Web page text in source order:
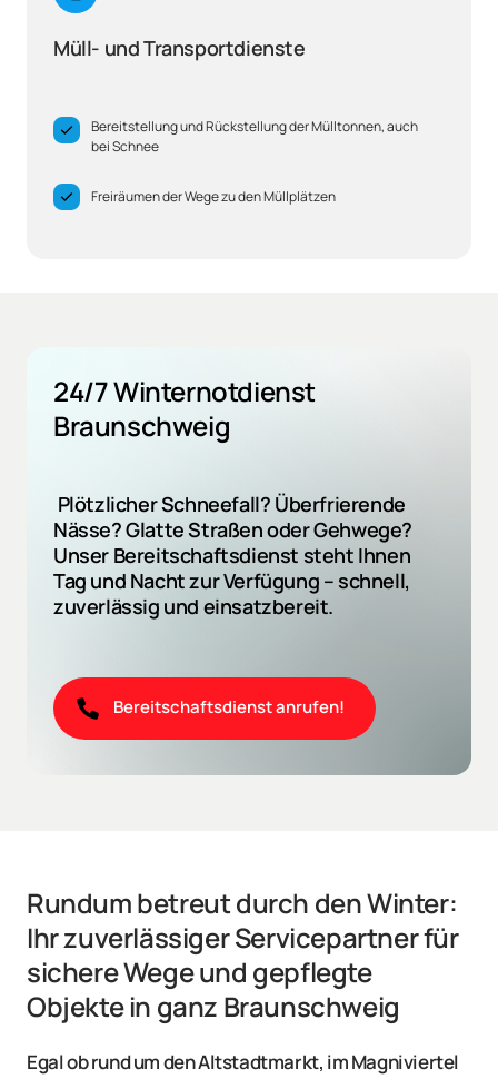
Müll- und Transportdienste
Bereitstellung und Rückstellung der Mülltonnen, auch
bei Schnee
Freiräumen der Wege zu den Müllplätzen
24/7 Winternotdienst
Braunschweig
Nässe? Glatte Straßen oder Gehwege?
Unser Bereitschaftsdienst steht Ihnen
Tag und Nacht zur Verfügung – schnell,
zuverlässig und einsatzbereit.
Bereitschaftsdienst anrufen!
Rundum betreut durch den Winter:
Ihr zuverlässiger Servicepartner für
sichere Wege und gepflegte
Objekte in ganz Braunschweig
Egal ob rund um den Altstadtmarkt, im Magniviertel